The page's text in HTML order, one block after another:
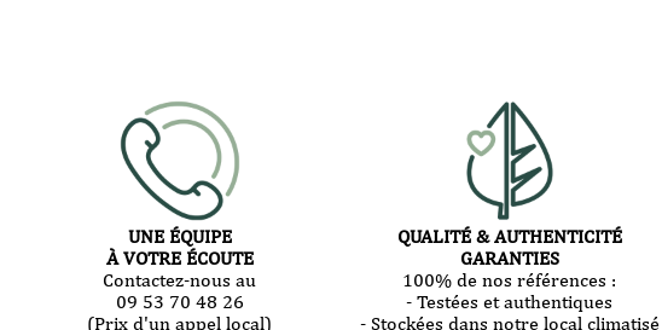
UNE ÉQUIPE
À VOTRE ÉCOUTE
Contactez-nous au
09 53 70 48 26
(Prix d'un appel local)
QUALITÉ & AUTHENTICITÉ
GARANTIES
100% de nos références :
- Testées et authentiques
- Stockées dans notre local climatisé